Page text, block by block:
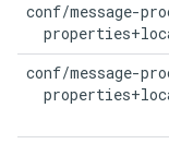
conf/message-
conf/message-